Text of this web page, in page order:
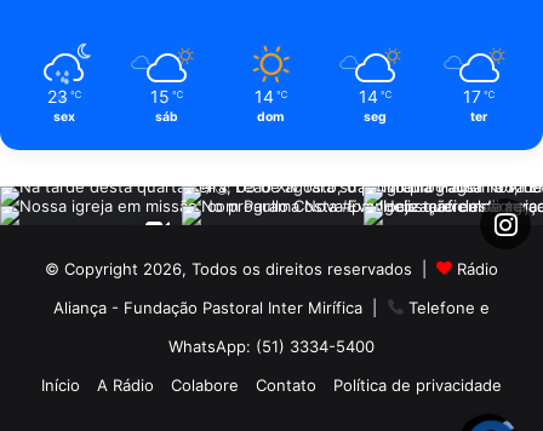
23 ℃
sex
15 ℃
sáb
14 ℃
dom
14 ℃
seg
17 ℃
ter
© Copyright 2026, Todos os direitos reservados |
Rádio
Aliança - Fundação Pastoral Inter Mirífica|
Telefone e
WhatsApp: (51) 3334-5400
Início
A Rádio Colabore Contato Política de privacidade